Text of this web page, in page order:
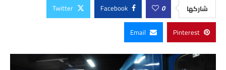
شاركها 0
Facebook
Twitter
Pinterest
Email